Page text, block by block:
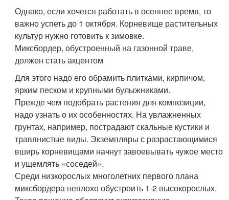
Однако, если хочется работать в осеннее время, то
важно успеть до 1 октября. Корневище растительных
культур нужно готовить к зимовке.
Миксбордер, обустроенный на газонной траве,
должен стать акцентом
Для этого надо его обрамить плитками, кирпичом,
ярким песком и крупными булыжниками.
Прежде чем подобрать растения для композиции,
надо узнать о их особенностях. На увлажненных
грунтах, например, пострадают скальные кустики и
травянистые виды. Экземпляры с разрастающимися
вширь корневищами начнут завоевывать чужое место
и ущемлять «соседей».
Среди низкорослых многолетних первого плана
миксбордера неплохо обустроить 1-2 высокорослых.